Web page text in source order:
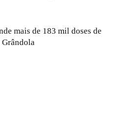
mais de 183 mil doses de
Grândola